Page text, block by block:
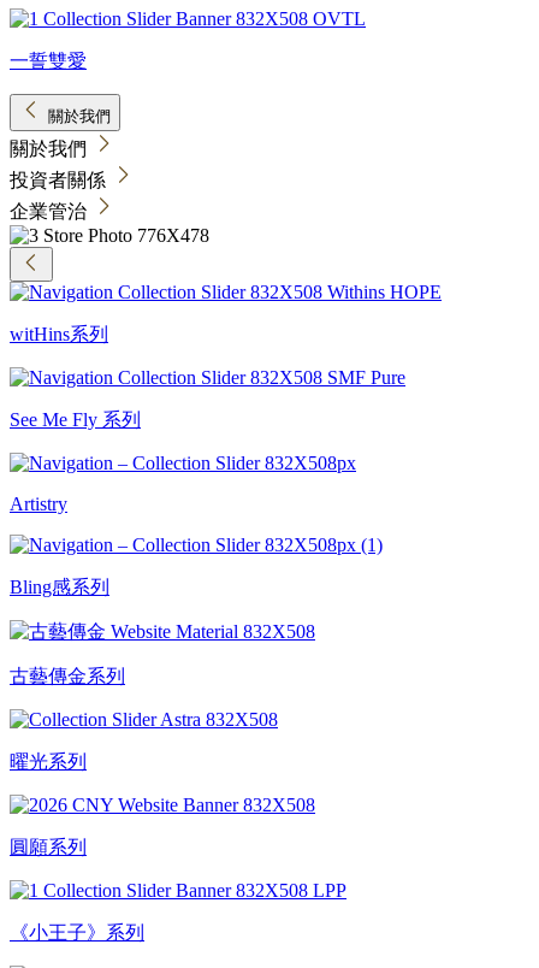
一誓雙愛
關於我們
關於我們
投資者關係
企業管治
witHins系列
See Me Fly 系列
Artistry
Bling感系列
古藝傳金系列
曜光系列
圓願系列
《小王子》系列